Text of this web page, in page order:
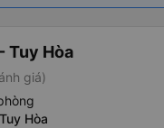
Tuy Hòa
giá)
Hòa